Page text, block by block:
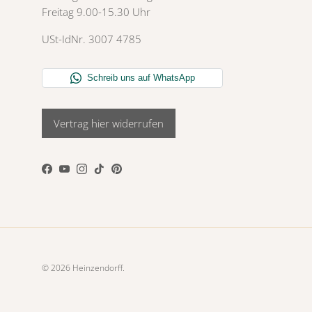
Freitag 9.00-15.30 Uhr
USt-IdNr. 3007 4785
Vertrag hier widerrufen
Facebook
YouTube
Instagram
TikTokPinterest
© 2026 Heinzendorff.